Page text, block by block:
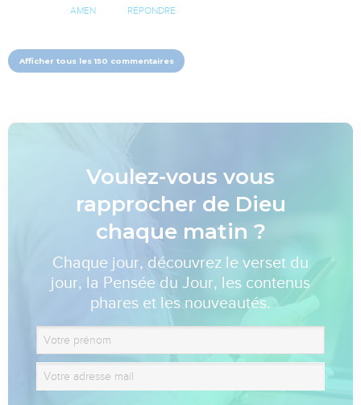
AMEN RÉPONDRE
Afficher tous les 150 commentaires
Voulez-vous vous
rapprocher de Dieu
chaque matin ?
Chaque jour, découvrez le verset du
jour, la Pensée du Jour, les contenus
phares et les nouveautés.